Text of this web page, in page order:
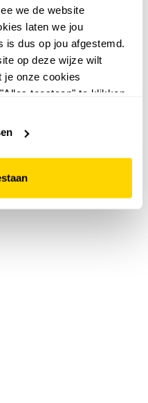
we de website
laten we jou
is dus op jou afgestemd.
op deze wijze wilt
je onze cookies
toestaan" te klikken.